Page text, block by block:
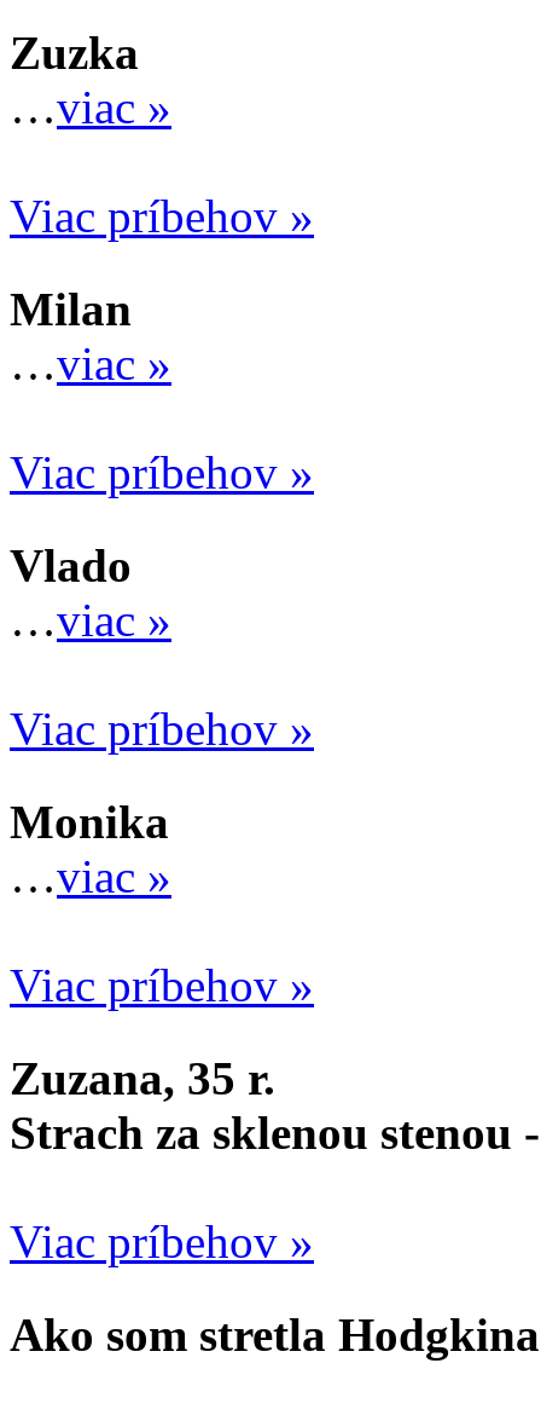
Zuzka
…viac »
Viac príbehov »
Milan
…viac »
Viac príbehov »
Vlado
…viac »
Viac príbehov »
Monika
…viac »
Viac príbehov »
Zuzana, 35 r.
Strach za sklenou stenou
Viac príbehov »
Ako som stretla Hodgkina